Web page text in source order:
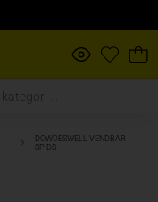
DOWDESWELL VENDBAR
SPIDS